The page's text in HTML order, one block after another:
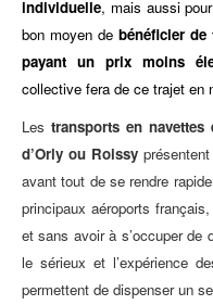
individuelle, mais aussi
bon moyen de bénéficier
payant un prix moins
collective fera de ce trajet en
Les transports en
d’Orly ou Roissyprésentent
avant tout de se rendre
principaux aéroports
et sans avoir à s’occuper de
le sérieux et l’expérience
permettent de dispenser un